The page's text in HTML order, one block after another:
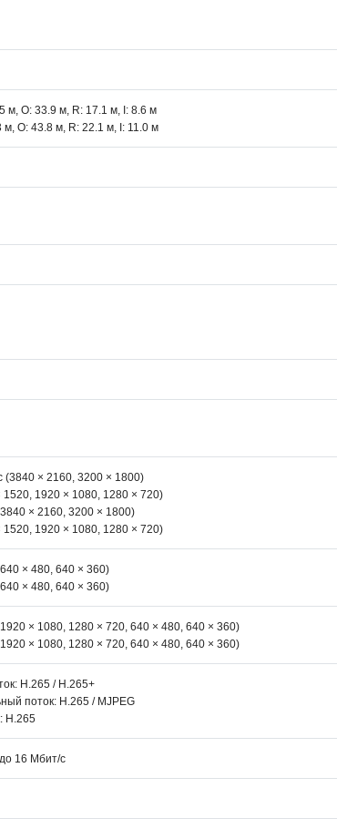
м, O: 33.9 м, R: 17.1 м, I: 8.6 м
м, O: 43.8 м, R: 22.1 м, I: 11.0 м
(3840 × 2160, 3200 × 1800)
1520, 1920 × 1080, 1280 × 720)
× 2160, 3200 × 1800)
1520, 1920 × 1080, 1280 × 720)
× 480, 640 × 360)
× 480, 640 × 360)
× 1080, 1280 × 720, 640 × 480, 640 × 360)
× 1080, 1280 × 720, 640 × 480, 640 × 360)
H.265 / H.265+
поток: H.265 / MJPEG
H.265
16 Мбит/с